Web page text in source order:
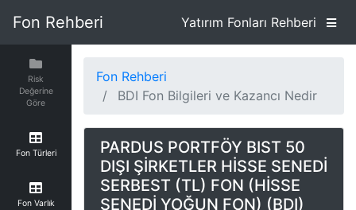
Fon Rehberi Yatırım Fonları Rehberi
Risk
Değerine
Göre
Fon Türleri
Fon Varlık
Fon Rehberi
BDI Fon Bilgileri ve Kazancı Nedir
PARDUS PORTFÖY BIST 50
DIŞI ŞİRKETLER HİSSE SENEDİ
SERBEST (TL) FON (HİSSE
SENEDİ YOĞUN FON) (BDI)